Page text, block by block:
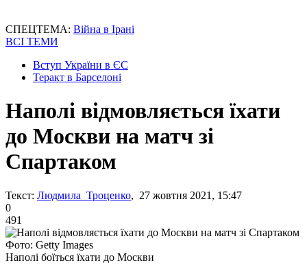
СПЕЦТЕМА: Війна в Ірані
ВСІ ТЕМИ
Вступ України в ЄС
Теракт в Барселоні
Наполі відмовляється їхати
до Москви на матч зі
Спартаком
Текст: Людмила Троценко, 27 жовтня 2021, 15:47
0
491
Фото: Getty Images
Наполі боїться їхати до Москви